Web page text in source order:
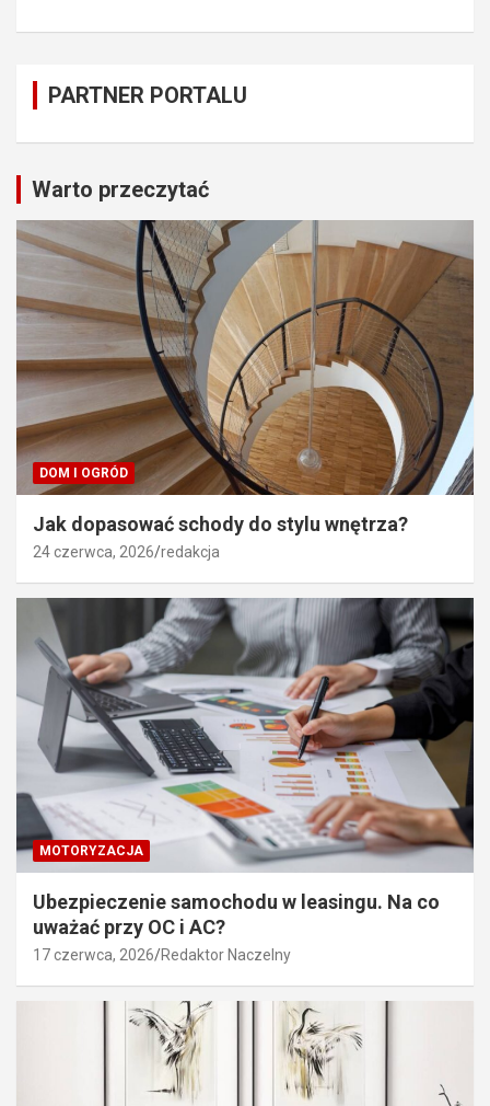
PARTNER PORTALU
Warto przeczytać
DOM I OGRÓD
Jak dopasować schody do stylu wnętrza?
24 czerwca, 2026 redakcja
MOTORYZACJA
Ubezpieczenie samochodu w leasingu. Na co
uważać przy OC i AC?
17 czerwca, 2026 Redaktor Naczelny